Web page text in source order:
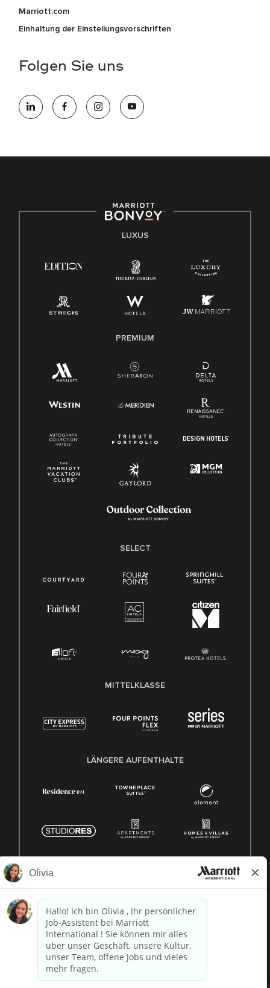
Marriott.com
Einhaltung der Einstellungsvorschriften
Folgen Sie uns
LUXUS
PREMIUM
SELECT
MITTELKLASSE
LÄNGERE AUFENTHALTE